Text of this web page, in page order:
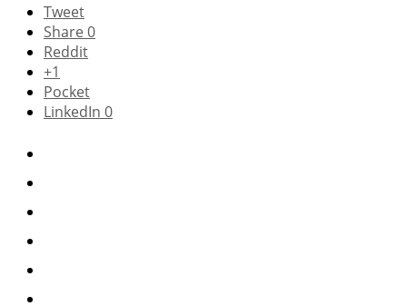
Tweet
Share 0
Reddit
+1
Pocket
LinkedIn 0